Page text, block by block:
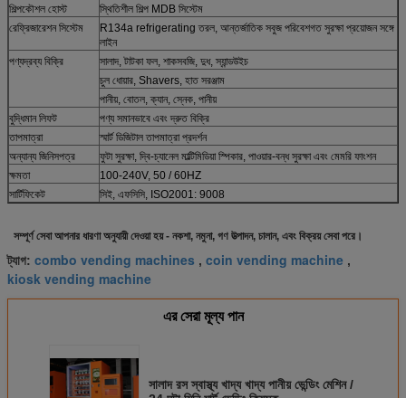
শিল্পকৌশল হোস্ট
স্থিতিশীল শিল্প MDB সিস্টেম
রেফ্রিজারেশন সিস্টেম
R134a refrigerating তরল, আন্তর্জাতিক সবুজ পরিবেশগত সুরক্ষা প্রয়োজন সঙ্গে
লাইন
পণ্যদ্রব্য বিক্রি
সালাদ, টাটকা ফল, শাকসবজি, দুধ, স্যান্ডউইচ
চুল ধোয়ার, Shavers, হাত সরঞ্জাম
পানীয়, বোতল, ক্যান, স্নেক, পানীয়
বুদ্ধিমান লিফট
পণ্য সমানভাবে এবং দ্রুত বিক্রি
তাপমাত্রা
স্মার্ট ডিজিটাল তাপমাত্রা প্রদর্শন
অন্যান্য জিনিসপত্র
ফুটা সুরক্ষা, দ্বি-চ্যানেল মাল্টিমিডিয়া স্পিকার, পাওয়ার-বন্ধ সুরক্ষা এবং মেমরি ফাংশন
ক্ষমতা
100-240V, 50 / 60HZ
সার্টিফিকেট
সিই, এফসিসি, ISO2001: 9008
সম্পূর্ণ সেবা আপনার ধারণা অনুযায়ী দেওয়া হয় - নকশা, নমুনা, গণ উত্পাদন, চালান, এবং বিক্রয় সেবা পরে।
ট্যাগ: combo vending machines , coin vending machine ,
kiosk vending machine
এর সেরা মূল্য পান
সালাদ রস স্বাস্থ্য খাদ্য খাদ্য পানীয় ভেন্ডিং মেশিন /